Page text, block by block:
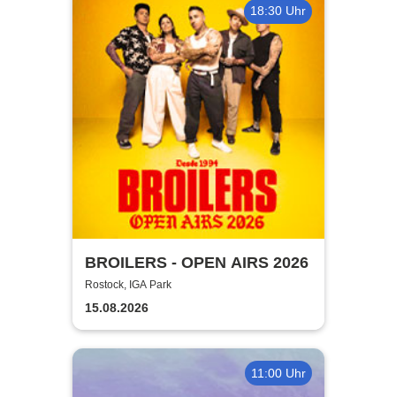
18:30 Uhr
BROILERS - OPEN AIRS 2026
Rostock, IGA Park
15.08.2026
11:00 Uhr